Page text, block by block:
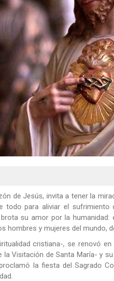
de Jesús, invita a tener la
para aliviar el sufrimiento
su amor por la
hombres y mujeres del mundo,
cristiana-, se renovó
la Visitación de Santa María- y
la fiesta del Sagrado